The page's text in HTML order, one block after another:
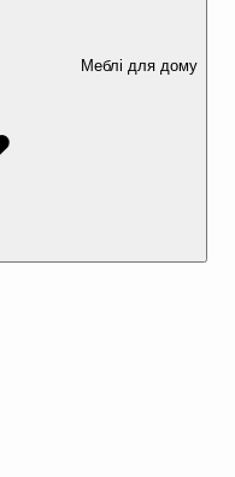
Меблі для дому